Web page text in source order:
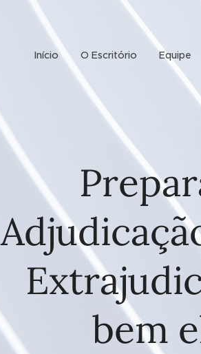
Início O Escritório Equipe
bem